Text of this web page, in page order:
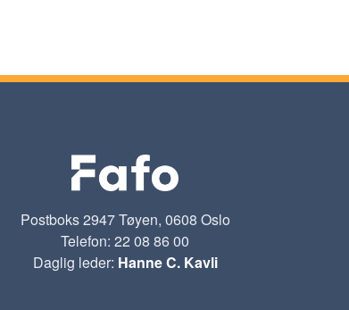
Postboks 2947 Tøyen, 0608 Oslo
Telefon: 22 08 86 00
Daglig leder: Hanne C. Kavli